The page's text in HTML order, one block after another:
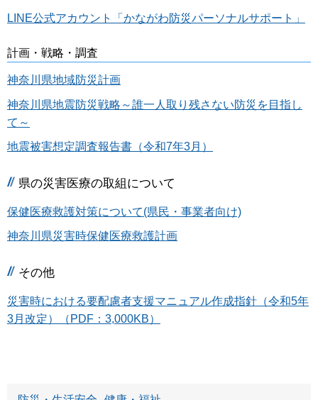
LINE公式アカウント「かながわ防災パーソナルサポート」
計画・戦略・調査
神奈川県地域防災計画
神奈川県地震防災戦略～誰一人取り残さない防災を目指し
て～
地震被害想定調査報告書（令和7年3月）
県の災害医療の取組について
保健医療救護対策について(県民・事業者向け)
神奈川県災害時保健医療救護計画
その他
災害時における要配慮者支援マニュアル作成指針（令和5年
3月改定）（PDF：3,000KB）